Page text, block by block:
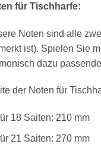
für Tischharfe:
Noten sind alle
ist). Spielen Sie
dazu
der Noten für
18 Saiten: 210 mm
21 Saiten: 270 mm